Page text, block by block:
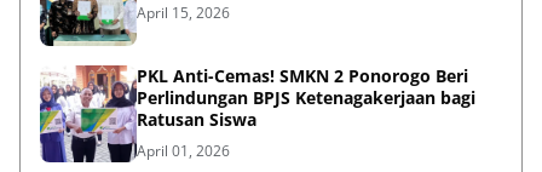
April 15, 2026
PKL Anti-Cemas! SMKN 2 Ponorogo Beri
Perlindungan BPJS Ketenagakerjaan bagi
Ratusan Siswa
April 01, 2026